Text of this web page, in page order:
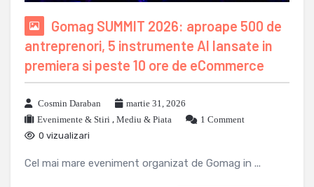
Gomag SUMMIT 2026: aproape 500 de
antreprenori, 5 instrumente AI lansate in
premiera si peste 10 ore de eCommerce
Cosmin Daraban
martie 31, 2026
Evenimente & Stiri , Mediu & Piata
1 Comment
0 vizualizari
Cel mai mare eveniment organizat de Gomag in ...